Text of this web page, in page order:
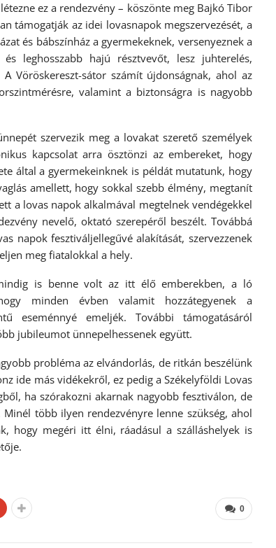
ez a rendezvény – köszönte meg Bajkó Tibor
támogatják az idei lovasnapok megszervezését, a
és bábszínház a gyermekeknek, versenyeznek a
leghosszabb hajú résztvevőt, lesz juhterelés,
Vöröskereszt-sátor számít újdonságnak, ahol az
valamint a biztonságra is nagyobb
szervezik meg a lovakat szerető személyek
kapcsolat arra ösztönzi az embereket, hogy
által a gyermekeinknek is példát mutatunk, hogy
amellett, hogy sokkal szebb élmény, megtanít
a lovas napok alkalmával megtelnek vendégekkel
nevelő, oktató szerepéről beszélt. Továbbá
napok fesztiváljellegűvé alakítását, szervezzenek
meg fiatalokkal a hely.
is benne volt az itt élő emberekben, a ló
minden évben valamit hozzátegyenek a
eseménnyé emeljék. További támogatásáról
jubileumot ünnepelhessenek együtt.
probléma az elvándorlás, de ritkán beszélünk
ide más vidékekről, ez pedig a Székelyföldi Lovas
ha szórakozni akarnak nagyobb fesztiválon, de
több ilyen rendezvényre lenne szükség, ahol
hogy megéri itt élni, ráadásul a szálláshelyek is
0